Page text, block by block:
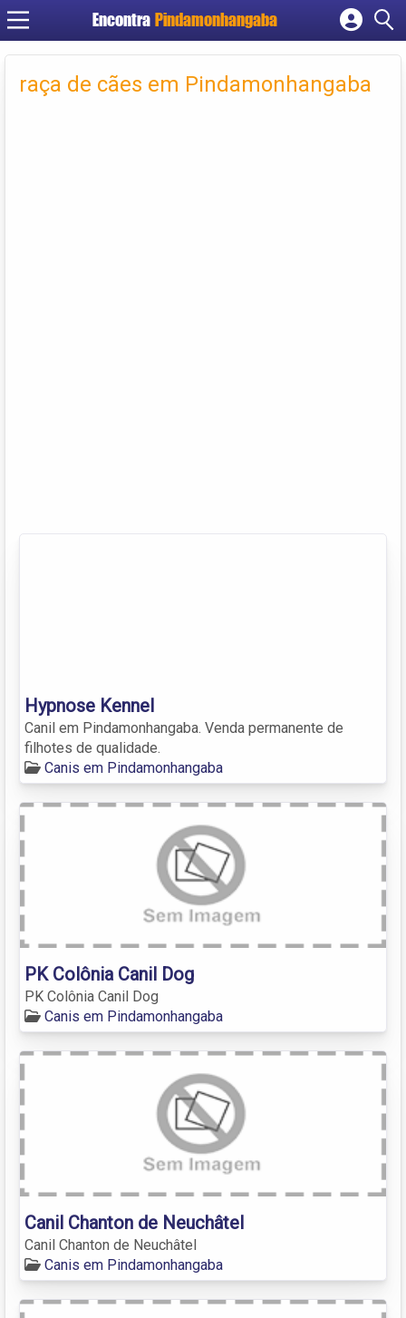
Encontra Pindamonhangaba
Cadastrar empresa
Criar conta
raça de cães em Pindamonhangaba
Hypnose Kennel
Canil em Pindamonhangaba. Venda permanente de
filhotes de qualidade.
Canis em Pindamonhangaba
PK Colônia Canil Dog
PK Colônia Canil Dog
Canis em Pindamonhangaba
Canil Chanton de Neuchâtel
Canil Chanton de Neuchâtel
Canis em Pindamonhangaba